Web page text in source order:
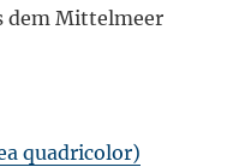
dem Mittelmeer
quadricolor)